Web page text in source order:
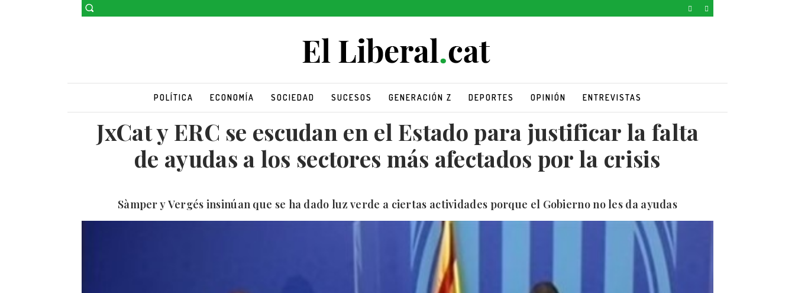
POLÍTICA ECONOMÍA SOCIEDAD SUCESOS GENERACIÓN Z DEPORTES OPINIÓN ENTREVISTAS
JxCat y ERC se escudan en el Estado para justificar la falta
de ayudas a los sectores más afectados por la crisis
Sàmper y Vergés insinúan que se ha dado luz verde a ciertas actividades porque el Gobierno no les da ayudas